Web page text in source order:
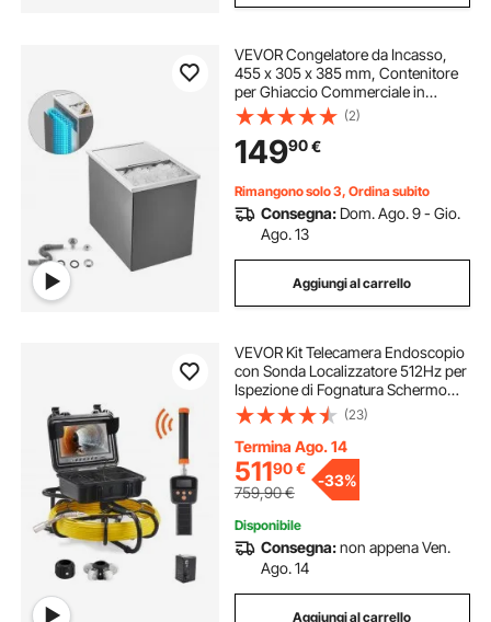
VEVOR Congelatore da Incasso,
455 x 305 x 385 mm, Contenitore
per Ghiaccio Commerciale in
Acciaio Inox, 27,1 Litri con
Coperchio per Esterni, Set di Tubi di
Scarico Incluso, per Vino Freddo
(2)
14990€
Rimangono solo 3, Ordina subito
Consegna: Dom. Ago. 9 - Gio.
Ago. 13
Aggiungi al carrello
VEVOR Kit Telecamera Endoscopio
con Sonda Localizzatore 512Hz per
Ispezione di Fognatura Schermo
LCD Colorata 9 Pollici Cavo 50m,
Telecamera Ispezione Sonda
Portatile per Tubi Angolazione
Visiva 130°
(23)
Termina Ago. 14
51190€
759,90€
-33%
Disponibile
Consegna:non appena Ven.
Ago. 14
Aggiungi al carrello